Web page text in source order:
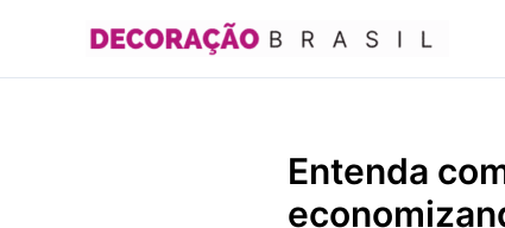
o
Entenda